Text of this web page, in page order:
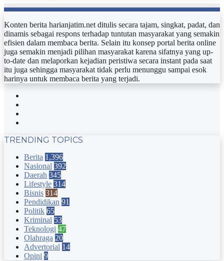
Konten berita harianjatim.net ditulis secara tajam, singkat, padat, dan
dinamis sebagai respons terhadap tuntutan masyarakat yang semakin
efisien dalam membaca berita. Selain itu konsep portal berita online
juga semakin menjadi pilihan masyarakat karena sifatnya yang up-
to-date dan melaporkan kejadian peristiwa secara instant pada saat
itu juga sehingga masyarakat tidak perlu menunggu sampai esok
harinya untuk membaca berita yang terjadi.
TRENDING TOPICS
Berita 1,396
Nasional 392
Daerah 345
Lifestyle 314
Bisnis 314
Pendidikan 91
Politik 65
Kriminal 53
Teknologi 47
Olahraga 20
Advertorial 14
Opini 9